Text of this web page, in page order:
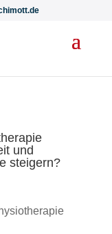
und
steigern?